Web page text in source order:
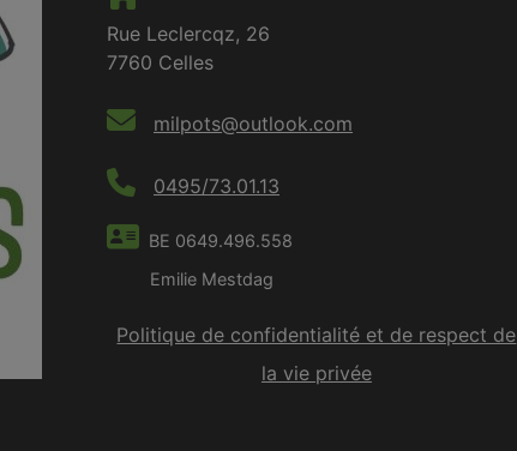
Rue Leclercqz, 26
7760 Celles
milpots@outlook.com
0495/73.01.13
BE 0649.496.558
Emilie Mestdag
Politique de confidentialité et de respect de
la vie privée